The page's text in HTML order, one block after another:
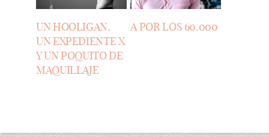
UN HOOLIGAN,
UN EXPEDIENTE X
Y UN POQUITO DE
MAQUILLAJE
A POR LOS 60.000